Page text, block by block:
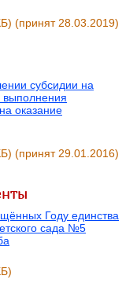
(принят 28.03.2019)
субсидии на
оказание
(принят 29.01.2016)
Году единства
сада №5